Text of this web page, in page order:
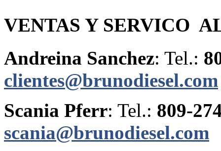
VENTAS Y SERVICO
Andreina Sanchez: Tel.:
clientes@brunodiesel.com
Scania Pferr: Tel.: 809-
scania@brunodiesel.com